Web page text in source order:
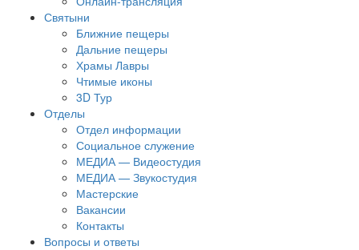
Святыни
Ближние пещеры
Дальние пещеры
Храмы Лавры
Чтимые иконы
3D Тур
Отделы
Отдел информации
Социальное служение
МЕДИА — Видеостудия
МЕДИА — Звукостудия
Мастерские
Вакансии
Контакты
Вопросы и ответы